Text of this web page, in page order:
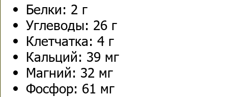
Белки: 2 г
Углеводы: 26 г
Клетчатка: 4 г
Кальций: 39 мг
Магний: 32 мг
Фосфор: 61 мг